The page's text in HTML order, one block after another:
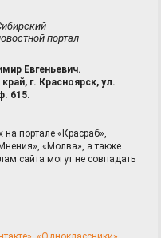
портал
Евгеньевич.
г. Красноярск, ул.
615.
портале «Красраб»,
«Молва», а также
сайта могут не совпадать